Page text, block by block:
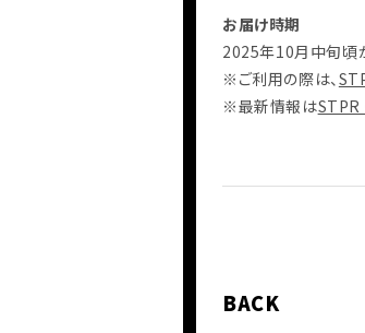
お届け時期
2025年10月中旬頃
※ご利用の際は、
※最新情報はSTPR
BACK